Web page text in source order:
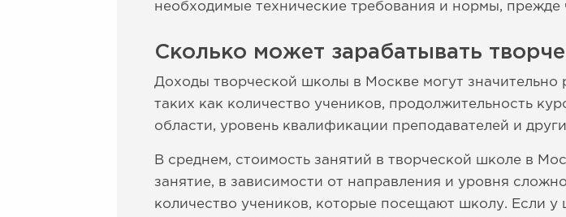
необходимые технические требования и нормы,
Сколько может зарабатывать
Доходы творческой школы в Москве могут значительно
таких как количество учеников, продолжительность
области, уровень квалификации преподавателей и
В среднем, стоимость занятий в творческой школе в
занятие, в зависимости от направления и уровня
количество учеников, которые посещают школу. Если